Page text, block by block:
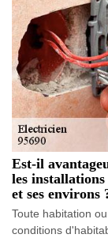
Est-il
les
et ses environs
Toute habitation
conditions